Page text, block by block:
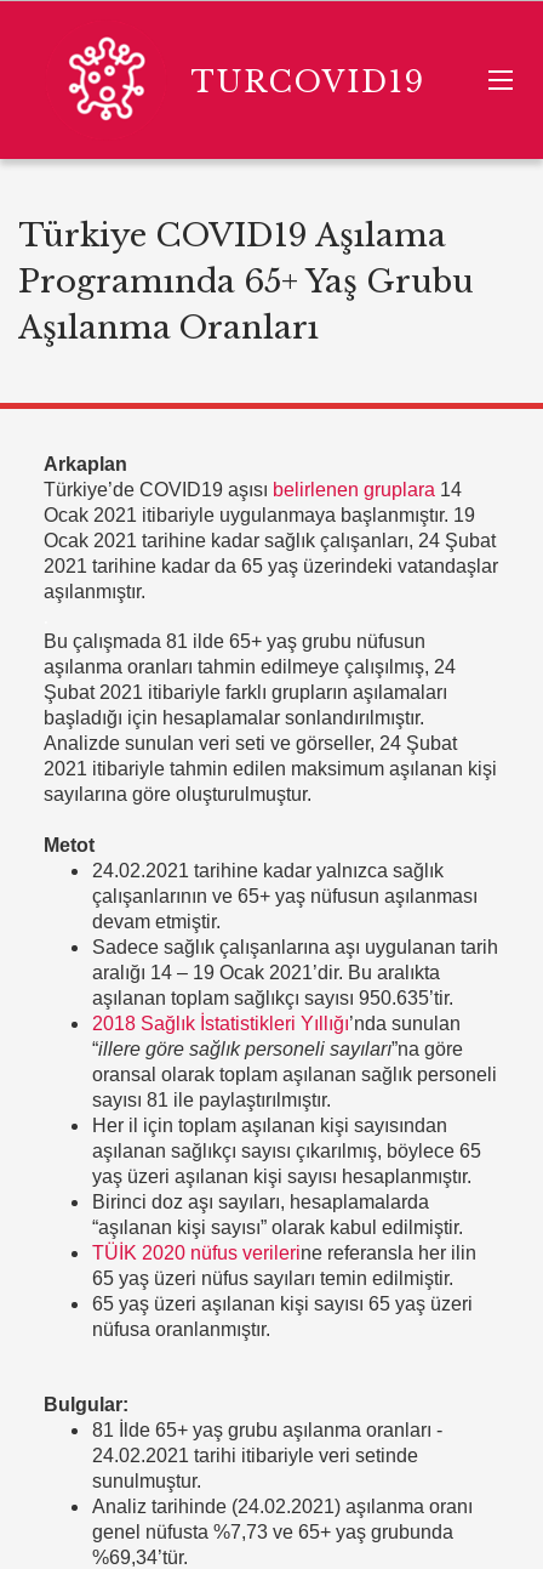
TURCOVID19
Türkiye COVID19 Aşılama
Programında 65+ Yaş Grubu
Aşılanma Oranları
Arkaplan
Türkiye’de COVID19 aşısı belirlenen gruplara 14
Ocak 2021 itibariyle uygulanmaya başlanmıştır. 19
Ocak 2021 tarihine kadar sağlık çalışanları, 24 Şubat
2021 tarihine kadar da 65 yaş üzerindeki vatandaşlar
aşılanmıştır.
Bu çalışmada 81 ilde 65+ yaş grubu nüfusun
aşılanma oranları tahmin edilmeye çalışılmış, 24
Şubat 2021 itibariyle farklı grupların aşılamaları
başladığı için hesaplamalar sonlandırılmıştır.
Analizde sunulan veri seti ve görseller, 24 Şubat
2021 itibariyle tahmin edilen maksimum aşılanan kişi
sayılarına göre oluşturulmuştur.
Metot
24.02.2021 tarihine kadar yalnızca sağlık
çalışanlarının ve 65+ yaş nüfusun aşılanması
devam etmiştir.
Sadece sağlık çalışanlarına aşı uygulanan tarih
aralığı 14 – 19 Ocak 2021’dir. Bu aralıkta
aşılanan toplam sağlıkçı sayısı 950.635’tir.
2018 Sağlık İstatistikleri Yıllığı’nda sunulan
“illere göre sağlık personeli sayıları”na göre
oransal olarak toplam aşılanan sağlık personeli
sayısı 81 ile paylaştırılmıştır.
Her il için toplam aşılanan kişi sayısından
aşılanan sağlıkçı sayısı çıkarılmış, böylece 65
yaş üzeri aşılanan kişi sayısı hesaplanmıştır.
Birinci doz aşı sayıları, hesaplamalarda
“aşılanan kişi sayısı” olarak kabul edilmiştir.
TÜİK 2020 nüfus verilerine referansla her ilin
65 yaş üzeri nüfus sayıları temin edilmiştir.
65 yaş üzeri aşılanan kişi sayısı 65 yaş üzeri
nüfusa oranlanmıştır.
Bulgular:
81 İlde 65+ yaş grubu aşılanma oranları ­
24.02.2021 tarihi itibariyle veri setinde
sunulmuştur.
Analiz tarihinde (24.02.2021) aşılanma oranı
genel nüfusta %7,73 ve 65+ yaş grubunda
%69,34’tür.